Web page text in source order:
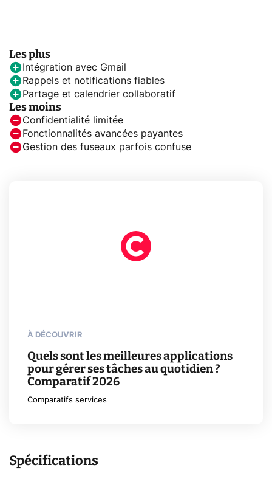
Les plus
Intégration avec Gmail
Rappels et notifications fiables
Partage et calendrier collaboratif
Les moins
Confidentialité limitée
Fonctionnalités avancées payantes
Gestion des fuseaux parfois confuse
À DÉCOUVRIR
Quels sont les meilleures applications
pour gérer ses tâches au quotidien ?
Comparatif 2026
Comparatifs services
Spécifications